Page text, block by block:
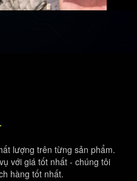
lượng trên từng sản phẩm.
với giá tốt nhất - chúng tôi
hàng tốt nhất.